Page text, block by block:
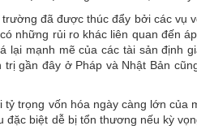
đã được thúc đẩy bởi các vụ
những rủi ro khác liên quan đến
mạnh mẽ của các tài sản định
gần đây ở Pháp và Nhật Bản
trọng vốn hóa ngày càng lớn của
biệt dễ bị tổn thương nếu kỳ